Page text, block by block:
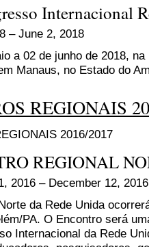
Internacional
– June 2, 2018
a 02 de junho de 2018,
Manaus, no Estado do
REGIONAIS
2016/2017
REGIONAL
2016 – December 12, 2016
da Rede Unida
PA. O Encontro será
Internacional da Rede